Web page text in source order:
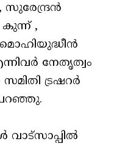
കുന്ന് ,
നേതൃത്വം
ട്രഷറർ